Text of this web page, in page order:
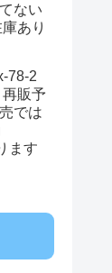
ない
あり
78-2
販予
では
ます